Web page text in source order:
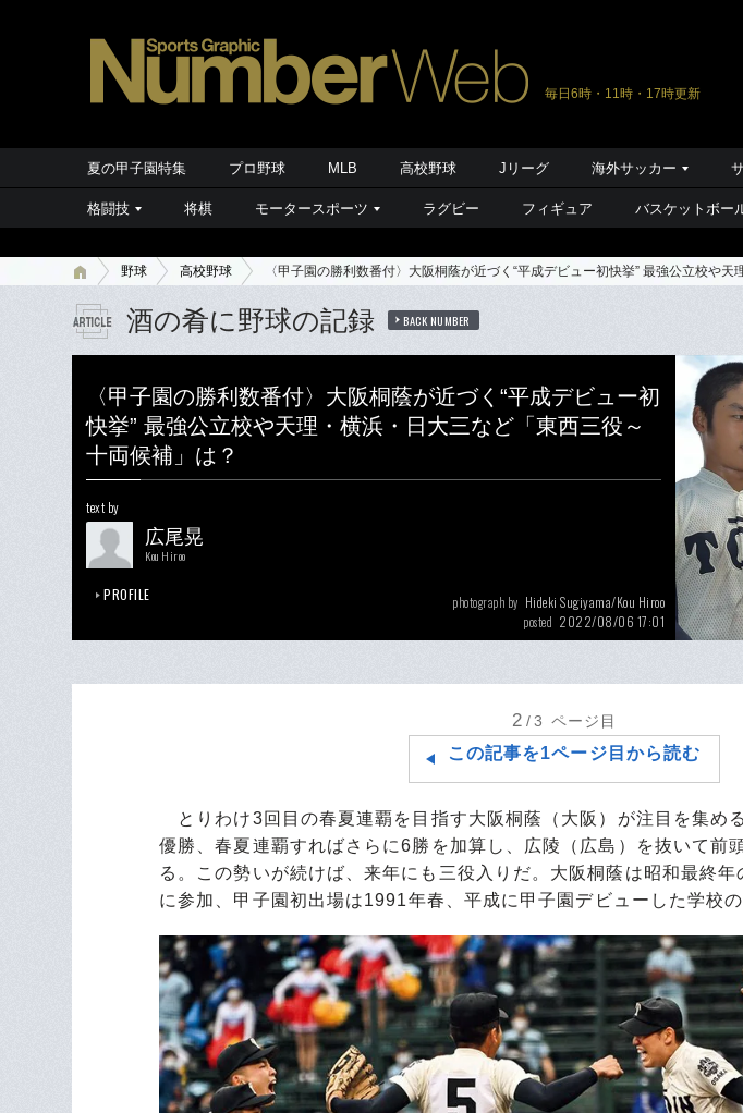
毎日6時・11時・17時更新
夏の甲子園特集 プロ野球 MLB 高校野球 Jリーグ 海外サッカー
格闘技 将棋 モータースポーツ ラグビー フィギュア バスケットボー
野球 高校野球 〈甲子園の勝利数番付〉大阪桐蔭が近づく“平成デビュー初快挙” 最強公立校や
酒の肴に野球の記録 BACK NUMBER
〈甲子園の勝利数番付〉大阪桐蔭が近づく“平成デビュー初
快挙” 最強公立校や天理・横浜・日大三など「東西三役～
十両候補」は？
text by
広尾晃
Kou Hiroo
PROFILE photograph by Hideki Sugiyama/Kou Hiroo
posted 2022/08/06 17:01
根尾昂
2 /3 ページ目
この記事を1ページ目から読む
とりわけ3回目の春夏連覇を目指す大阪桐蔭（大阪）が注目を集め
優勝、春夏連覇すればさらに6勝を加算し、広陵（広島）を抜いて前
る。この勢いが続けば、来年にも三役入りだ。大阪桐蔭は昭和最終
に参加、甲子園初出場は1991年春、平成に甲子園デビューした学校